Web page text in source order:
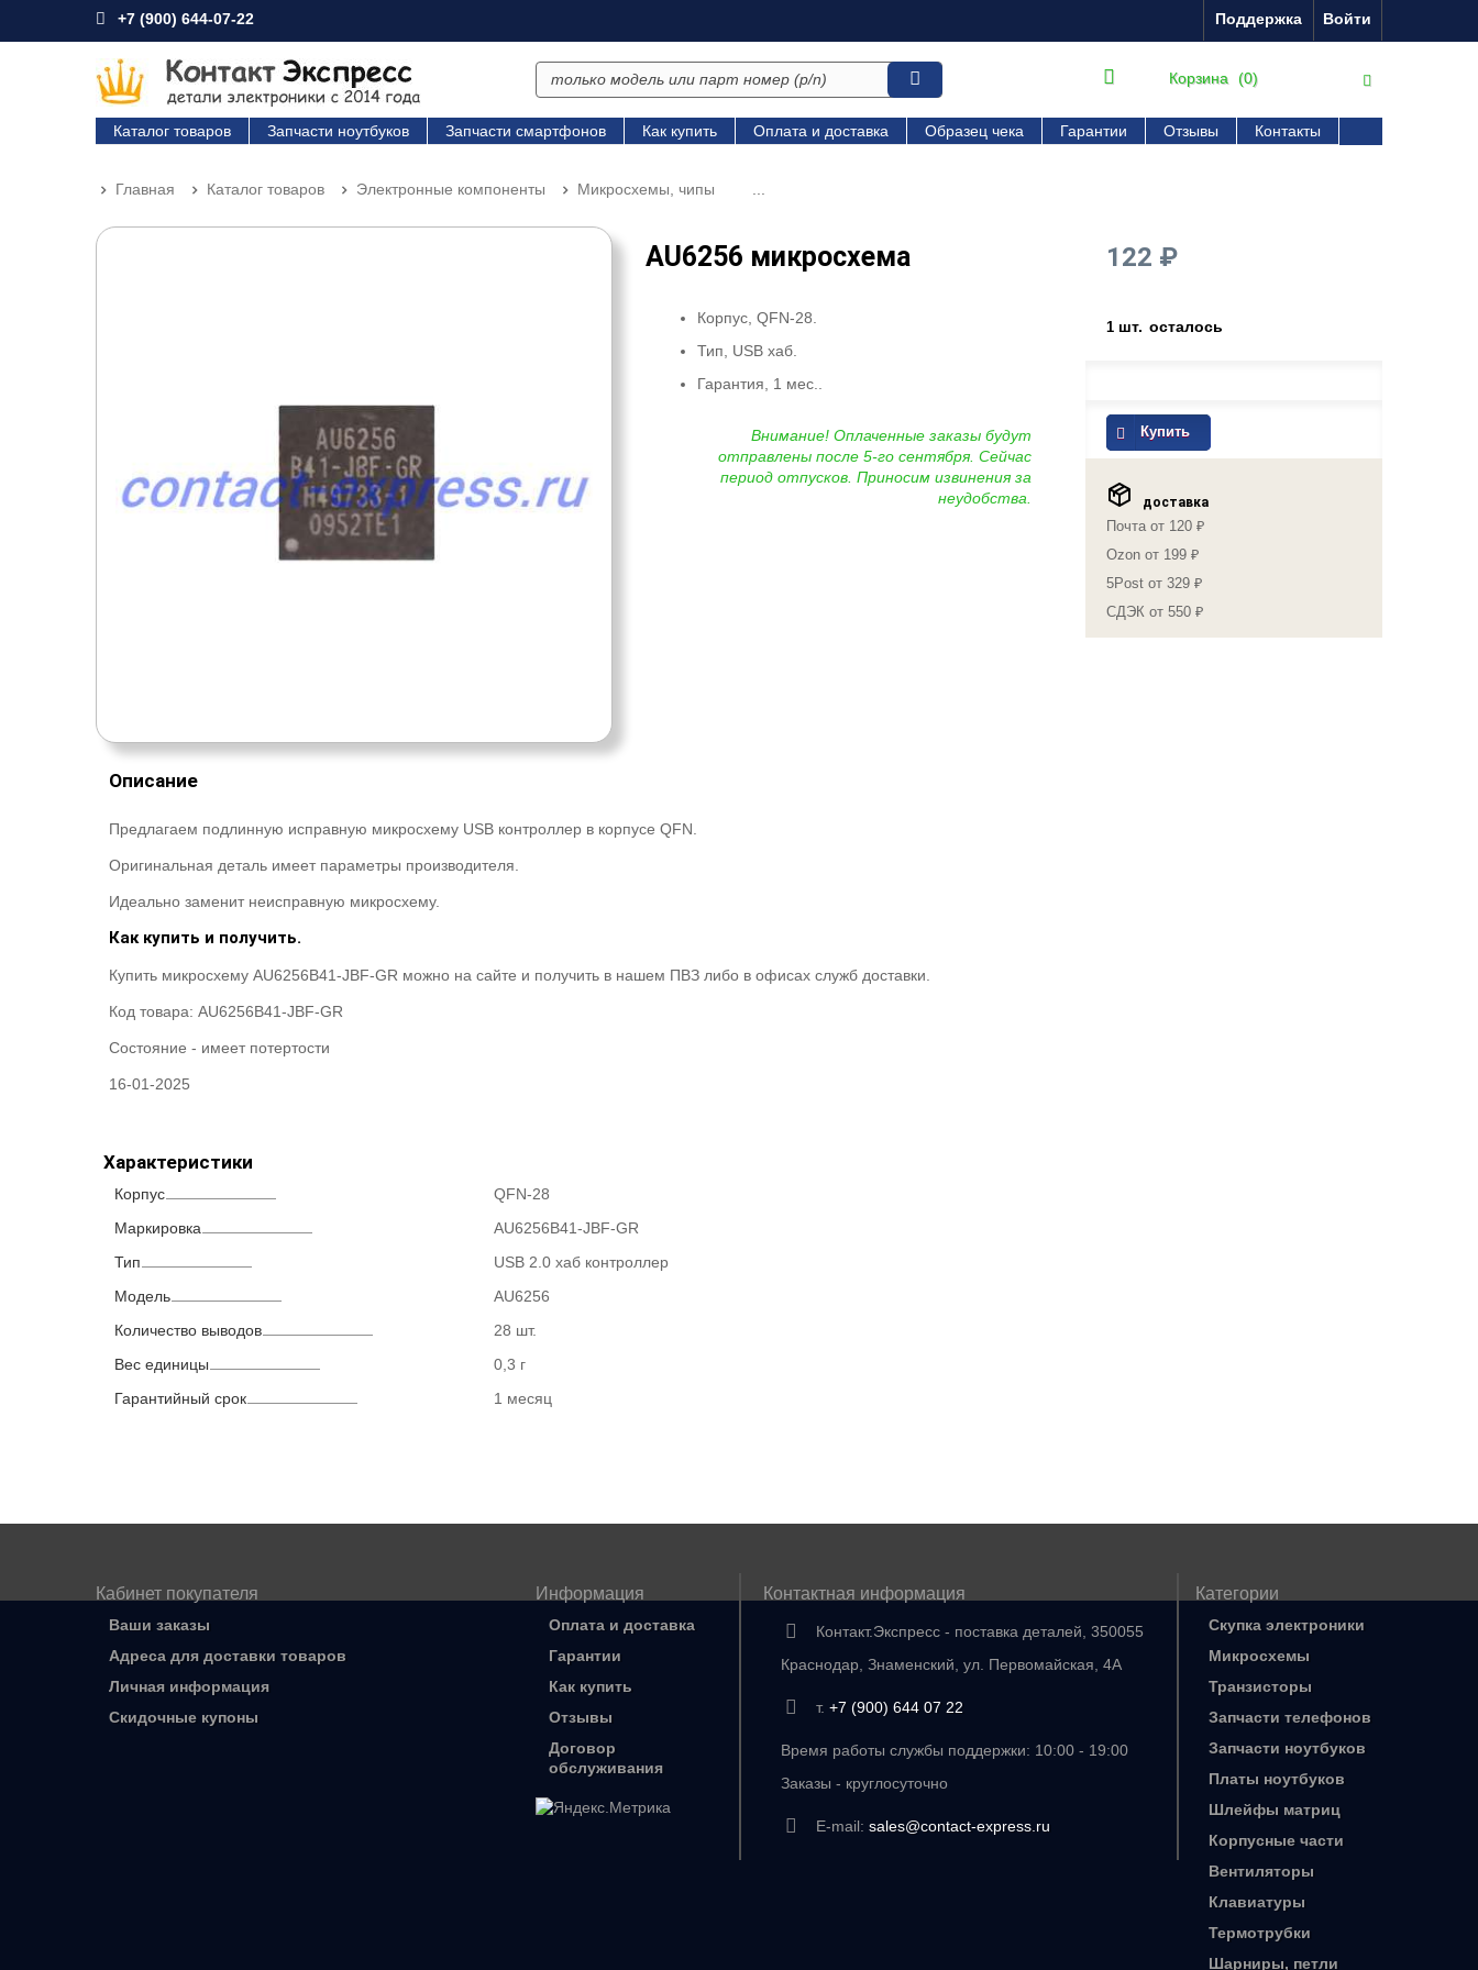
Войти
Поддержка
+7 (900) 644-07-22
Корзина (0)
Каталог товаров Запчасти ноутбуков Запчасти смартфонов Как купить Оплата и доставка Образец чека Гарантии Отзывы Контакты
Главная Каталог товаров Электронные компоненты Микросхемы, чипы
AU6256 микросхема
Корпус, QFN-28.
Тип, USB хаб.
Гарантия, 1 мес..
Внимание! Оплаченные заказы будут
отправлены после 5-го сентября. Сейчас
период отпусков. Приносим извинения за
неудобства.
122 ₽
1 шт. осталось
Купить
доставка
Почта от 120 ₽
Ozon от 199 ₽
5Post от 329 ₽
СДЭК от 550 ₽
Описание
Предлагаем подлинную исправную микросхему USB контроллер в корпусе QFN.
Оригинальная деталь имеет параметры производителя.
Идеально заменит неисправную микросхему.
Как купить и получить.
Купить микросхему AU6256B41-JBF-GR можно на сайте и получить в нашем ПВЗ либо в офисах служб доставки.
Код товара: AU6256B41-JBF-GR
Состояние - имеет потертости
16-01-2025
Характеристики
Корпус
QFN-28
Маркировка
AU6256B41-JBF-GR
Тип
USB 2.0 хаб контроллер
Модель
AU6256
Количество выводов
28 шт.
Вес единицы
0,3 г
Гарантийный срок
1 месяц
Кабинет покупателя
Ваши заказы
Адреса для доставки товаров
Личная информация
Скидочные купоны
Информация
Оплата и доставка
Гарантии
Как купить
Отзывы
Договор
обслуживания
Контактная информация
Контакт.Экспресс - поставка деталей, 350055
Краснодар, Знаменский, ул. Первомайская, 4А
т. +7 (900) 644 07 22
Время работы службы поддержки: 10:00 - 19:00
Заказы - круглосуточно
E-mail: sales@contact-express.ru
Категории
Скупка электроники
Микросхемы
Транзисторы
Запчасти телефонов
Запчасти ноутбуков
Платы ноутбуков
Шлейфы матриц
Корпусные части
Вентиляторы
Клавиатуры
Термотрубки
Шарниры, петли